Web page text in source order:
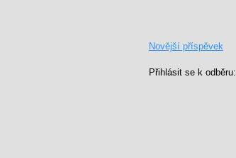
Novější příspěvek
Přihlásit se k odběru: